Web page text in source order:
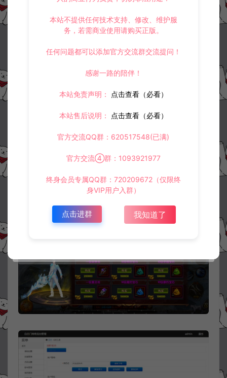
本站不提供任何技术支持、修改、维护服
务，若需商业使用请购买正版。
任何问题都可以添加官方交流群交流提问！
感谢一路的陪伴！
本站免责声明： 点击查看（必看）
本站售后说明： 点击查看（必看）
官方交流QQ群：620517548(已满)
官方交流④群：1093921977
终身会员专属QQ群：720209672（仅限终
身VIP用户入群）
点击进群 我知道了